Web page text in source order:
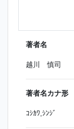
著者名
越川 慎司
著者名カナ形
ｺｼｶﾜ,ｼﾝｼﾞ